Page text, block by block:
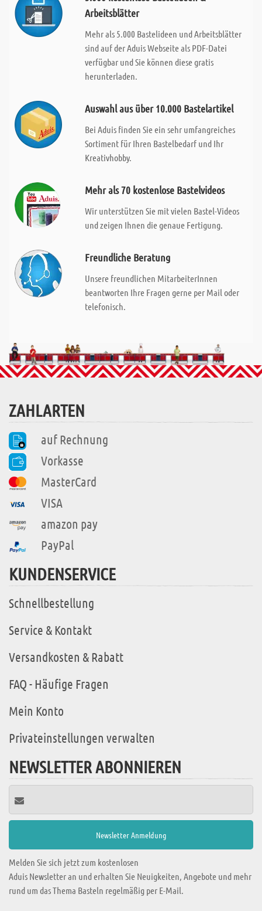
Arbeitsblätter
Mehr als 5.000 Bastelideen und Arbeitsblätter
sind auf der Aduis Webseite als PDF-Datei
verfügbar und Sie können diese gratis
herunterladen.
Auswahl aus über 10.000 Bastelartikel
Bei Aduis finden Sie ein sehr umfangreiches
Sortiment für Ihren Bastelbedarf und Ihr
Kreativhobby.
Mehr als 70 kostenlose Bastelvideos
Wir unterstützen Sie mit vielen Bastel-Videos
und zeigen Ihnen die genaue Fertigung.
Freundliche Beratung
Unsere freundlichen MitarbeiterInnen
beantworten Ihre Fragen gerne per Mail oder
telefonisch.
ZAHLARTEN
auf Rechnung
Vorkasse
MasterCard
VISA
amazon pay
PayPal
KUNDENSERVICE
Schnellbestellung
Service & Kontakt
Versandkosten & Rabatt
FAQ - Häufige Fragen
Mein Konto
Privateinstellungen verwalten
NEWSLETTER ABONNIEREN
Melden Sie sich jetzt zum kostenlosen
Aduis Newsletter an und erhalten Sie Neuigkeiten, Angebote und mehr
rund um das Thema Basteln regelmäßig per E-Mail.